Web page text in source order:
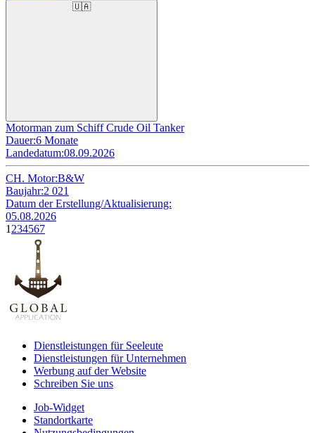
🇺🇦
Motorman zum Schiff Crude Oil Tanker
Dauer:6 Monate
Landedatum:08.09.2026
CH. Motor:B&W
Baujahr:2 021
Datum der Erstellung/Aktualisierung:
05.08.2026
1 234567
Dienstleistungen für Seeleute
Dienstleistungen für Unternehmen
Werbung auf der Website
Schreiben Sie uns
Job-Widget
Standortkarte